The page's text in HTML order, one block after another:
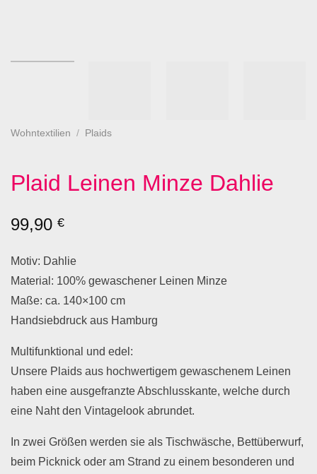
Wohntextilien / Plaids
Plaid Leinen Minze Dahlie
99,90 €
Motiv: Dahlie
Material: 100% gewaschener Leinen Minze
Maße: ca. 140×100 cm
Handsiebdruck aus Hamburg
Multifunktional und edel:
Unsere Plaids aus hochwertigem gewaschenem Leinen
haben eine ausgefranzte Abschlusskante, welche durch
eine Naht den Vintagelook abrundet.
In zwei Größen werden sie als Tischwäsche, Bettüberwurf,
beim Picknick oder am Strand zu einem besonderen und